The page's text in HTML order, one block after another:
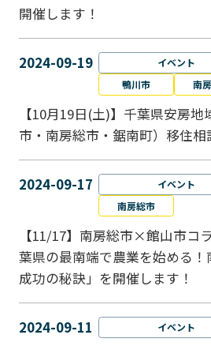
開催します！
2024-09-19 イベント
鴨川市
南
【10月19日(土)】千葉県安房
市・南房総市・鋸南町）移住相
2024-09-17 イベント
南房総市
【11/17】南房総市×館山市コ
葉県の最南端で農業を始める
成功の秘訣」を開催します！
2024-09-11 イベント